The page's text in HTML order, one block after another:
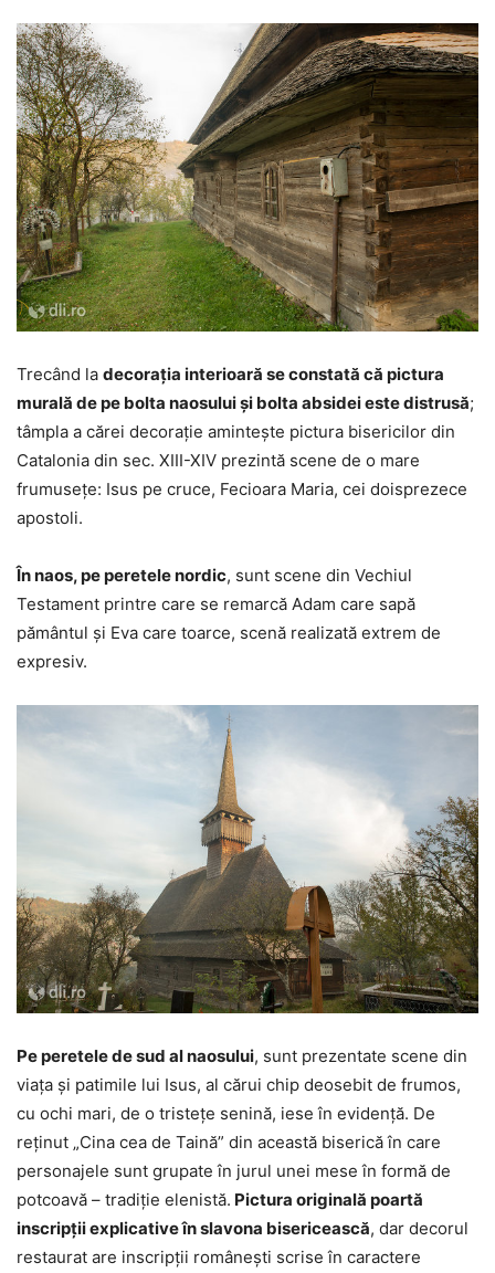
Trecând la decorația interioară se constată că pictura
murală de pe bolta naosului și bolta absidei este distrusă;
tâmpla a cărei decorație amintește pictura bisericilor din
Catalonia din sec. XIII-XIV prezintă scene de o mare
frumusețe: Isus pe cruce, Fecioara Maria, cei doisprezece
apostoli.
În naos, pe peretele nordic, sunt scene din Vechiul
Testament printre care se remarcă Adam care sapă
pământul și Eva care toarce, scenă realizată extrem de
expresiv.
Pe peretele de sud al naosului, sunt prezentate scene din
viața și patimile lui Isus, al cărui chip deosebit de frumos,
cu ochi mari, de o tristețe senină, iese în evidență. De
reținut „Cina cea de Taină” din această biserică în care
personajele sunt grupate în jurul unei mese în formă de
potcoavă – tradiție elenistă. Pictura originală poartă
inscripții explicative în slavona bisericească, dar decorul
restaurat are inscripții românești scrise în caractere